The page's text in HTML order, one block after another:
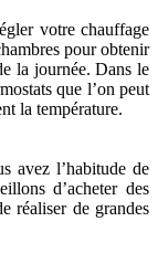
votre chauffage
pour obtenir
la journée. Dans le
que l’on peut
la température.
avez l’habitude de
d’acheter des
réaliser de grandes